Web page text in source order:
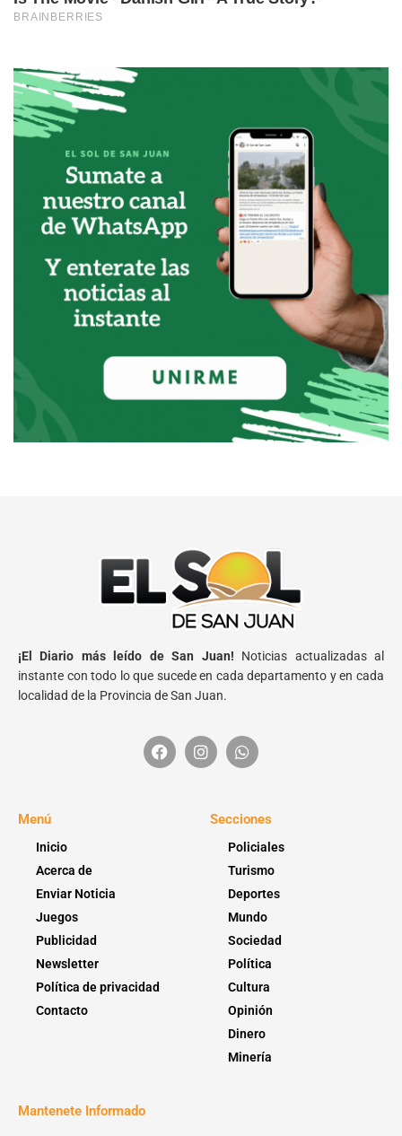
¡El Diario más leído de San Juan! Noticias actualizadas al
instante con todo lo que sucede en cada departamento y en cada
localidad de la Provincia de San Juan.
Menú
Inicio
Acerca de
Enviar Noticia
Juegos
Publicidad
Newsletter
Política de privacidad
Contacto
Secciones
Policiales
Turismo
Deportes
Mundo
Sociedad
Política
Cultura
Opinión
Dinero
Minería
Mantenete Informado